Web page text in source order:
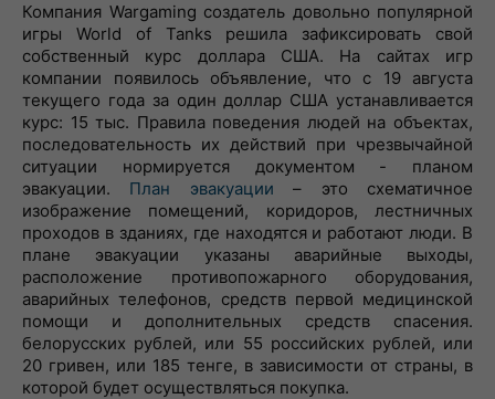
Компания Wargaming создатель довольно популярной
игры World of Tanks решила зафиксировать свой
собственный курс доллара США. На сайтах игр
компании появилось объявление, что с 19 августа
текущего года за один доллар США устанавливается
курс: 15 тыс. Правила поведения людей на объектах,
последовательность их действий при чрезвычайной
ситуации нормируется документом - планом
эвакуации. План эвакуации – это схематичное
изображение помещений, коридоров, лестничных
проходов в зданиях, где находятся и работают люди. В
плане эвакуации указаны аварийные выходы,
расположение противопожарного оборудования,
аварийных телефонов, средств первой медицинской
помощи и дополнительных средств спасения.
белорусских рублей, или 55 российских рублей, или
20 гривен, или 185 тенге, в зависимости от страны, в
которой будет осуществляться покупка.